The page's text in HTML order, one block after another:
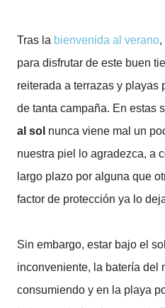
Tras la bienvenida al verano,
para disfrutar de este buen
reiterada a terrazas y playas
de tanta campaña. En estas
al sol nunca viene mal un
nuestra piel lo agradezca, a
largo plazo por alguna que
factor de protección ya lo
Sin embargo, estar bajo el
inconveniente, la batería del
consumiendo y en la playa